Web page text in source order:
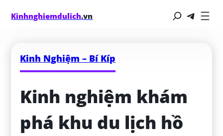
Kinhnghiemdulich.vn
Kinh Nghiệm – Bí Kíp
Kinh nghiệm khám
phá khu du lịch hồ